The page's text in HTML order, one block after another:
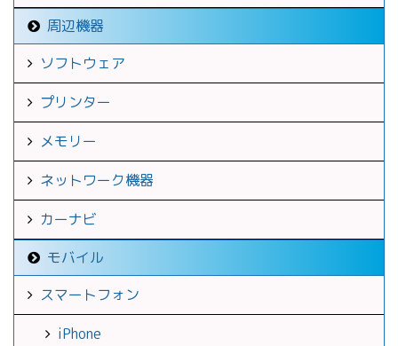
周辺機器
ソフトウェア
プリンター
メモリー
ネットワーク機器
カーナビ
モバイル
スマートフォン
iPhone